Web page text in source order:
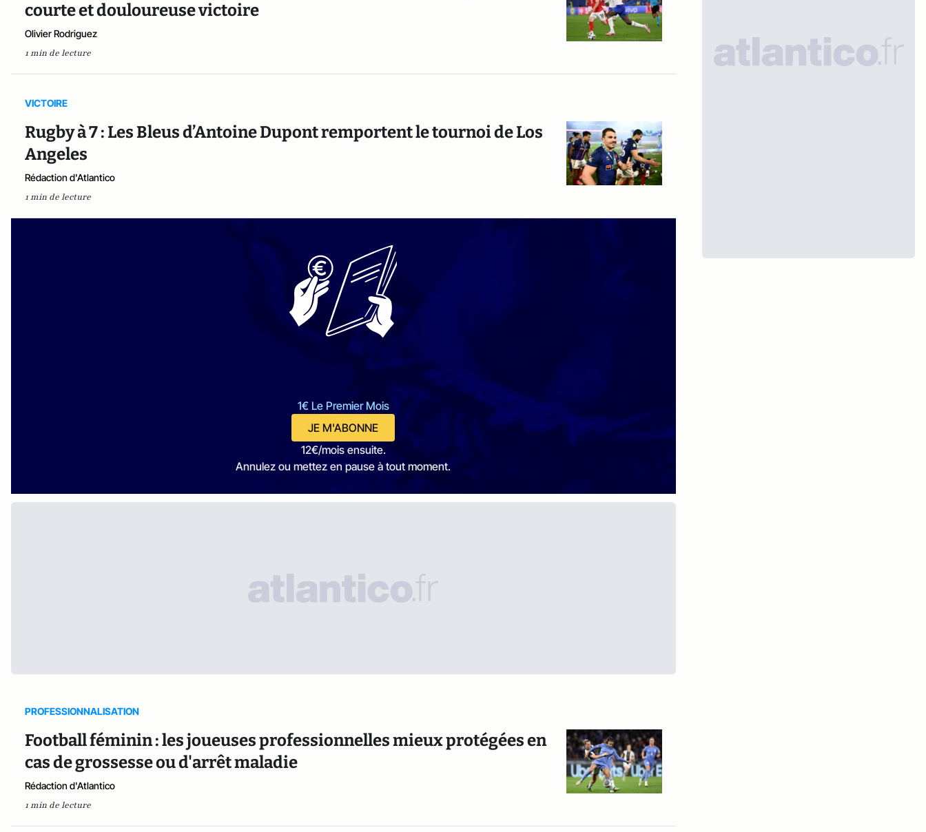
courte et douloureuse victoire
Olivier Rodriguez
1 min de lecture
VICTOIRE
Rugby à 7 : Les Bleus d’Antoine Dupont remportent le tournoi de Los
Angeles
Rédaction d'Atlantico
1 min de lecture
1€ Le Premier Mois
JE M'ABONNE
12€/mois ensuite.
Annulez ou mettez en pause à tout moment.
PROFESSIONNALISATION
Football féminin : les joueuses professionnelles mieux protégées en
cas de grossesse ou d'arrêt maladie
Rédaction d'Atlantico
1 min de lecture